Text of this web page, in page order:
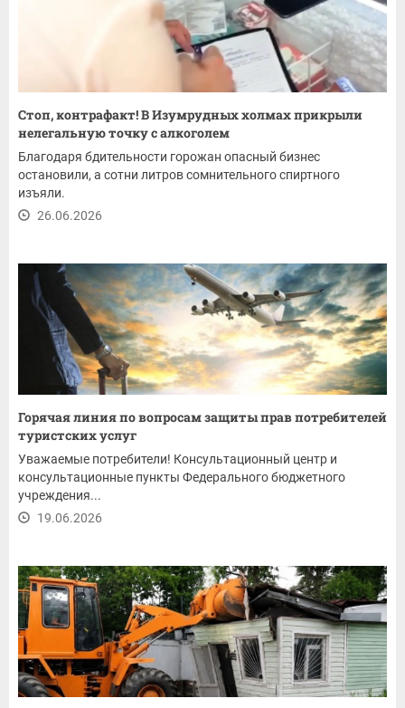
Стоп, контрафакт! В Изумрудных холмах прикрыли
нелегальную точку с алкоголем
Благодаря бдительности горожан опасный бизнес
остановили, а сотни литров сомнительного спиртного
изъяли.
26.06.2026
Горячая линия по вопросам защиты прав потребителей
туристских услуг
Уважаемые потребители! Консультационный центр и
консультационные пункты Федерального бюджетного
учреждения...
19.06.2026